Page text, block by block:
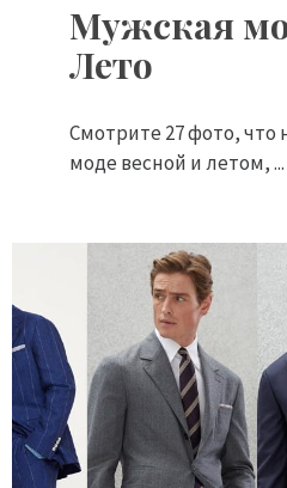
Мужская
Лето
Смотрите 27 фото, что
моде весной и летом, ...